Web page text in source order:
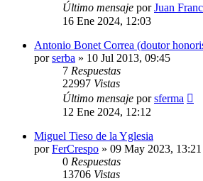
Último mensaje porJuan
16 Ene 2024, 12:03
Antonio Bonet Correa (doutor
porserba » 10 Jul 2013, 09:45
7 Respuestas
22997 Vistas
Último mensaje porsferma
12 Ene 2024, 12:12
Miguel Tieso de la Yglesia
porFerCrespo » 09 May 2023, 13:21
0 Respuestas
13706 Vistas